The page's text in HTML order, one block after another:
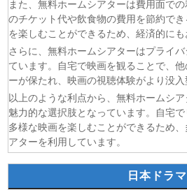
また、無料ホームシアターは費用面で
のチケット代や飲食物の費用を節約で
を楽しむことができるため、経済的にも
さらに、無料ホームシアターはプライ
ています。自宅で映画を観ることで、
ーが保たれ、映画の視聴体験がより没入
以上のような利点から、無料ホームシ
魅力的な選択肢となっています。自宅
多様な映画を楽しむことができるため
アターを利用しています。
日本ドラマ